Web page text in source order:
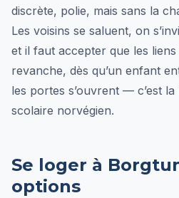
discrète, polie, mais sans la
Les voisins se saluent, on
et il faut accepter que les
revanche, dès qu’un enfant
les portes s’ouvrent — c’est la
scolaire norvégien.
Se loger à
options